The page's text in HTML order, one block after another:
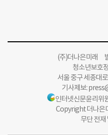
(주)더나은미래
청소년보호
서울 중구 세종대
기사제보:
인터넷신문윤리위
Copyright 더나은
무단 전재